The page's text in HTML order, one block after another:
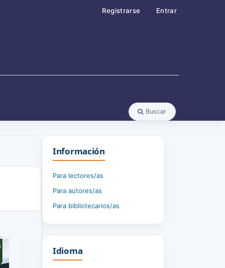
Buscar
Registrarse Entrar
Información
Para lectores/as
Para autores/as
Para bibliotecarios/as
Idioma